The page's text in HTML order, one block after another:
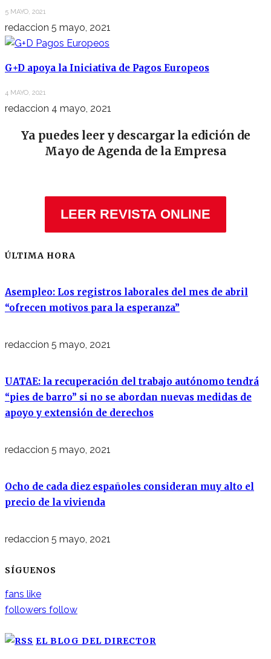
5 MAYO, 2021
redaccion 5 mayo, 2021
G+D apoya la Iniciativa de Pagos Europeos
4 MAYO, 2021
redaccion 4 mayo, 2021
Ya puedes leer y descargar la edición de
Mayo de Agenda de la Empresa
LEER REVISTA ONLINE
ÚLTIMA HORA
Asempleo: Los registros laborales del mes de abril
“ofrecen motivos para la esperanza”
redaccion 5 mayo, 2021
UATAE: la recuperación del trabajo autónomo tendrá
“pies de barro” si no se abordan nuevas medidas de
apoyo y extensión de derechos
redaccion 5 mayo, 2021
Ocho de cada diez españoles consideran muy alto el
precio de la vivienda
redaccion 5 mayo, 2021
SÍGUENOS
fans like
followers follow
EL BLOG DEL DIRECTOR